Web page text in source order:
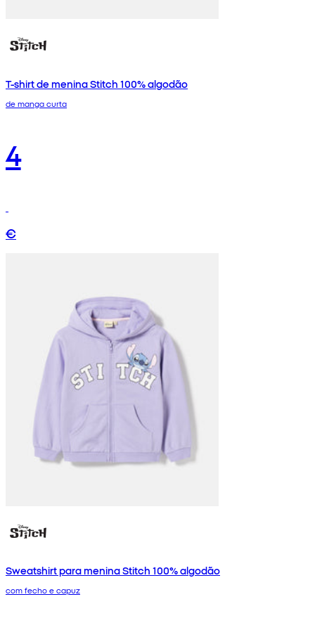
T-shirt de menina Stitch 100% algodão
de manga curta
4
€
Sweatshirt para menina Stitch 100% algodão
com fecho e capuz